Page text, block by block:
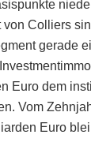
von Colliers
gerade
Euro dem
Vom
Euro